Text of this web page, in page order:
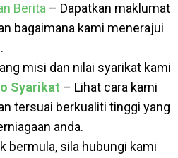
Berita– Dapatkan maklumat
bagaimana kami menerajui
misi dan nilai syarikat kami
Syarikat – Lihat cara kami
tersuai berkualiti tinggi yang
anda.
bermula, sila hubungi kami